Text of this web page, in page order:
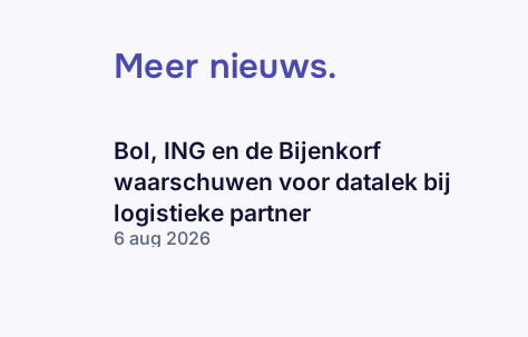
Meer nieuws.
Bol, ING en de Bijenkorf
waarschuwen voor datalek bij
logistieke partner
6 aug 2026